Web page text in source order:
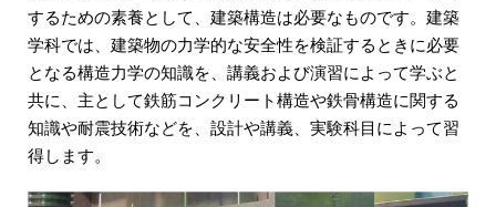
するための素養として、建築構造は必要なものです。建築
学科では、建築物の力学的な安全性を検証するときに必要
となる構造力学の知識を、講義および演習によって学ぶと
共に、主として鉄筋コンクリート構造や鉄骨構造に関する
知識や耐震技術などを、設計や講義、実験科目によって習
得します。